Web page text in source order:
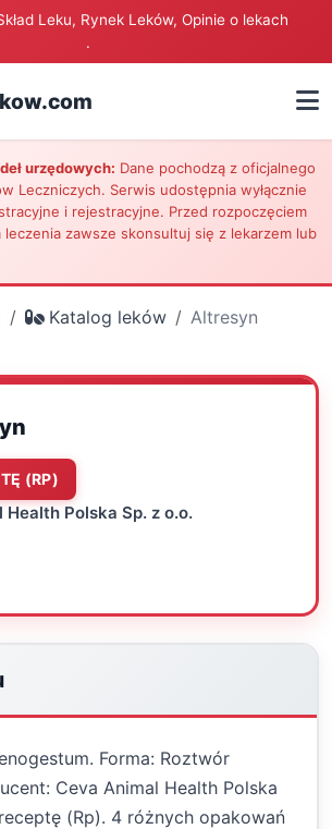
Leku, Rynek Leków, Opinie o lekach
.
urzędowych: Dane pochodzą z oficjalnego
Leczniczych. Serwis udostępnia wyłącznie
i rejestracyjne. Przed rozpoczęciem
leczenia zawsze skonsultuj się z lekarzem lub
Katalog leków Altresyn
(RP)
Health Polska Sp. z o.o.
Forma: Roztwór
Ceva Animal Health Polska
(Rp). 4 różnych opakowań